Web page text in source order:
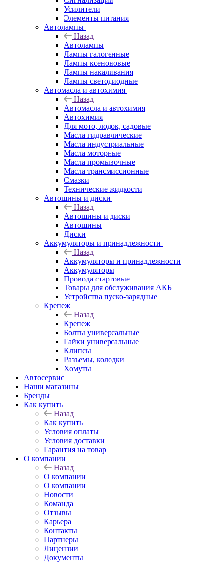
Усилители
Элементы питания
Автолампы
Назад
Автолампы
Лампы галогенные
Лампы ксеноновые
Лампы накаливания
Лампы светодиодные
Автомасла и автохимия
Назад
Автомасла и автохимия
Автохимия
Для мото, лодок, садовые
Масла гидравлические
Масла индустриальные
Масла моторные
Масла промывочные
Масла трансмиссионные
Смазки
Технические жидкости
Автошины и диски
Назад
Автошины и диски
Автошины
Диски
Аккумуляторы и принадлежности
Назад
Аккумуляторы и принадлежности
Аккумуляторы
Провода стартовые
Товары для обслуживания АКБ
Устройства пуско-зарядные
Крепеж
Назад
Крепеж
Болты универсальные
Гайки универсальные
Клипсы
Разъемы, колодки
Хомуты
Автосервис
Наши магазины
Бренды
Как купить
Назад
Как купить
Условия оплаты
Условия доставки
Гарантия на товар
О компании
Назад
О компании
О компании
Новости
Команда
Отзывы
Карьера
Контакты
Партнеры
Лицензии
Документы